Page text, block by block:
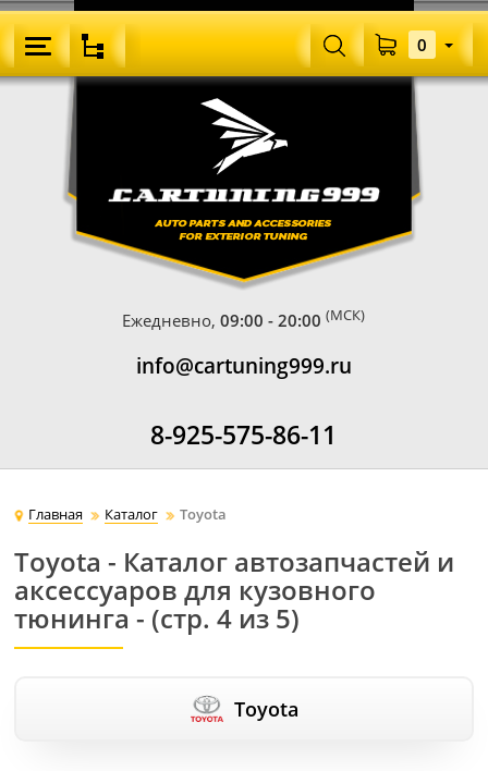
Ежедневно,09:00 - 20:00 (МСК)
info@cartuning999.ru
8-925-575-86-11
0
Главная Каталог Toyota
Toyota - Каталог автозапчастей и
аксессуаров для кузовного
тюнинга - (стр. 4 из 5)
Toyota